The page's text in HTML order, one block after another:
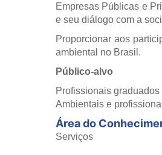
Empresas Públicas e
e seu diálogo com a
Proporcionar aos
ambiental no Brasil.
Público-alvo
Profissionais
Ambientais e
Área do
Serviços